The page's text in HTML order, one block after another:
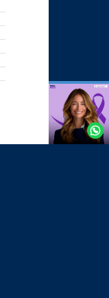
Agende
Whatsapp